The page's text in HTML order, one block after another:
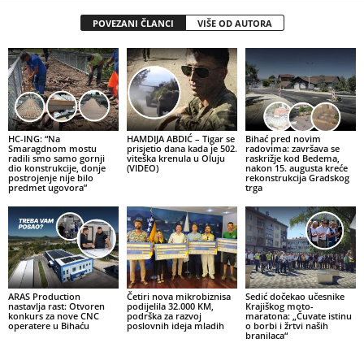
POVEZANI ČLANCI VIŠE OD AUTORA
HC-ING: “Na
Smaragdnom mostu
radili smo samo gornji
dio konstrukcije, donje
postrojenje nije bilo
predmet ugovora”
HAMDIJA ABDIĆ – Tigar se
prisjetio dana kada je 502.
viteška krenula u Oluju
(VIDEO)
Bihać pred novim
radovima: završava se
raskrižje kod Bedema,
nakon 15. augusta kreće
rekonstrukcija Gradskog
trga
ARAS Production
nastavlja rast: Otvoren
konkurs za nove CNC
operatere u Bihaću
Četiri nova mikrobiznisa
podijelila 32.000 KM,
podrška za razvoj
poslovnih ideja mladih
Sedić dočekao učesnike
Krajiškog moto-
maratona: „Čuvate istinu
o borbi i žrtvi naših
branilaca“